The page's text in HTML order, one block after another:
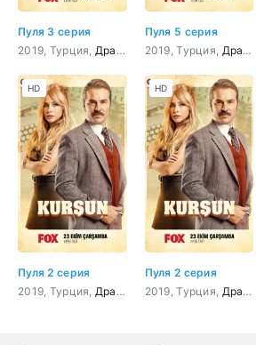
Пуля 3 серия
2019, Турция, Драма
Пуля 5 серия
2019, Турция, Драма
Пуля 2 серия
2019, Турция, Драма
HD
Пуля 2 серия
2019, Турция, Драма
HD